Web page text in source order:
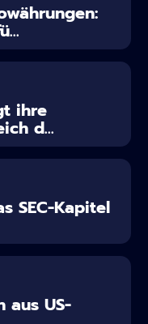
ihre
d...
SEC-Kapitel
aus US-